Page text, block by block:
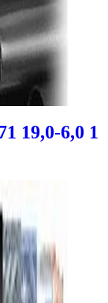
19,0-6,0 1